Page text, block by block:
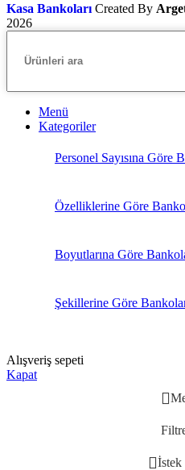
Kasa Bankoları Created By
2026
Menü
Kategoriler
Personel Sayısına Göre
Özelliklerine Göre
Boyutlarına Göre
Şekillerine Göre
Alışveriş sepeti
Kapat
İstek